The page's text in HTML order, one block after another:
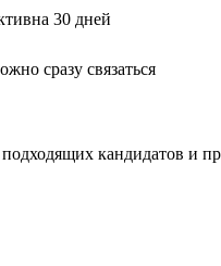
30 дней
сразу связаться
кандидатов и